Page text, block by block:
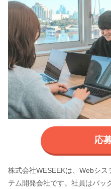
応
株式会社WESEEKは、Webシ
テム開発会社です。社員はバッ